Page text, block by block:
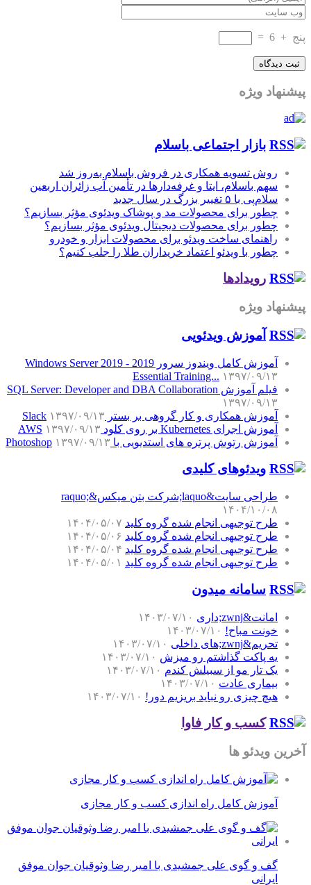
پنج +
6
=
پیشنهاد ویژه
بازار اجتماعی باسلام
روش تسویه همکاری در فروش باسلام به‌روز شد
سهم باسلام، ایتا و غرفه‌دارها در تأمین آب زائران اربعین
سلام‌پی با ۵ تغییر بزرگ در سال جدید
چطور برای محصولات مد و پوشاک ویدئوی مؤثر بسازیم؟
چطور برای محصولات دیجیتال ویدئوی مؤثر بسازیم؟
راهنمای ساخت ویدئو برای محصولات ابزار و خودرو
چطور با ویدئو اعتماد خریداران طلا را جلب کنیم؟
رویدادها
پیشنهاد ویژه
آموزش‌ ویدئویی
آموزش کامل ویندوز سرور 2019 - Windows Server 2019
Essential Training... ۱۳۹۷/۰۹/۱۳
فیلم آموزش SQL Server: Developer and DBA Collaboration
۱۳۹۷/۰۹/۱۳
آموزش همکاری و کار گروهی بر بستر Slack ۱۳۹۷/۰۹/۱۳
آموزش اجرای Kubernetes بر روی کلود AWS
۱۳۹۷/۰۹/۱۳
آموزش رتوش پرتره های استدیویی با Photoshop ۱۳۹۷/۰۹/۱۳
ویدئوهای کلیدی
طراحی سایت&laquo;شرکت بتن میکس&raquo;
۱۴۰۴/۱۰/۰۸
طرح توجیهی انجام شده گروه کلید ۱۴۰۴/۰۵/۰۷
طرح توجیهی انجام شده گروه کلید ۱۴۰۴/۰۵/۰۶
طرح توجیهی انجام شده گروه کلید ۱۴۰۴/۰۵/۰۴
طرح توجیهی انجام شده گروه کلید ۱۴۰۴/۰۵/۰۱
سامانه میدون
امانت&zwnj;داری
۱۴۰۳/۰۷/۱۰
خونت مباح! ۱۴۰۳/۰۷/۱۰
تحریم&zwnj;های داخلی
۱۴۰۳/۰۷/۱۰
یه پاکت گذاشتم رو میزش ۱۴۰۳/۰۷/۱۰
یک تار مو از سبیلش کندم ۱۴۰۳/۰۷/۱۰
بیماری عادت ۱۴۰۳/۰۷/۱۰
هیچ چیزی رو نباید بریزیم دور! ۱۴۰۳/۰۷/۱۰
کسب و کار فاوا
آخرین ویدئو ها
آموزش کامل راه اندازی کسب و کار مجازی
گف و گوی علی جمشیدی با امیر رضا وثوقیان جوان موفق
ایرانی